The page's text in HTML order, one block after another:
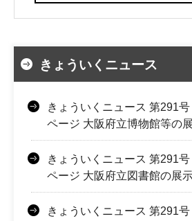
きょういくニュース
きょういくニュース 第291
ページ 大阪府立博物館等の
きょういくニュース 第291
ページ 大阪府立図書館の展
きょういくニュース 第291